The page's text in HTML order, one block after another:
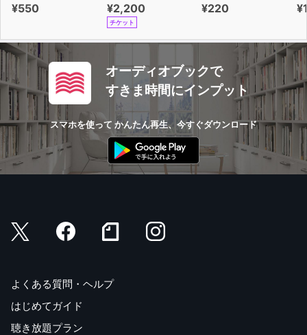
¥550 ¥2,200
チケット
¥220
オーディオブックで
すきま時間にインプット
スマホを使って かんたん再生、今すぐダウンロード
よくある質問・ヘルプ
はじめてガイド
聴き放題プラン